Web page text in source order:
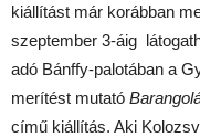
kiállítást már korábban
szeptember 3-áig
adó Bánffy-palotában a
merítést mutató
című kiállítás. Aki